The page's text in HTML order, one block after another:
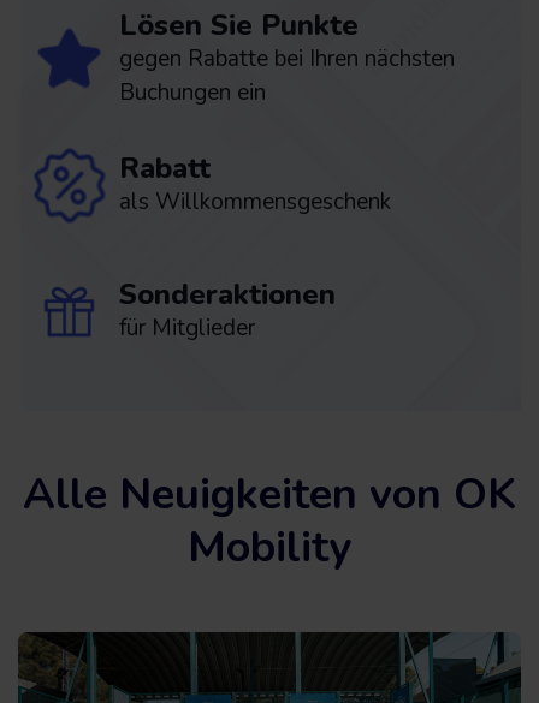
Lösen Sie Punkte
gegen Rabatte bei Ihren nächsten
Buchungen ein
Rabatt
als Willkommensgeschenk
Sonderaktionen
für Mitglieder
Alle Neuigkeiten von OK
Mobility